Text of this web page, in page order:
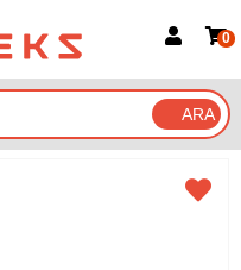
Google İle Bağlan
0